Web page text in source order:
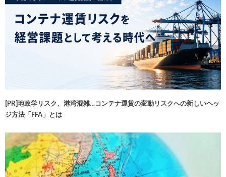
[PR]地政学リスク、港湾混雑…コンテナ運賃の変動リスクへの新しいヘッ
ジ方法「FFA」とは